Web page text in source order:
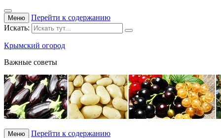
Меню
Перейти к содержанию
Искать:
Крымский огород
Важные советы
Меню Перейти к содержанию